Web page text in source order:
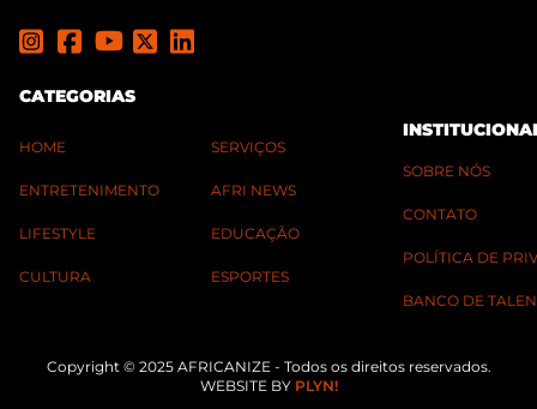
CATEGORIAS
HOME
ENTRETENIMENTO
LIFESTYLE
CULTURA
SERVIÇOS
AFRI NEWS
EDUCAÇÃO
ESPORTES
SOBRE NÓS
CONTATO
POLÍTICA DE
BANCO DE
Copyright © 2025 AFRICANIZE - Todos os direitos reservados.
WEBSITE BY PLYN!